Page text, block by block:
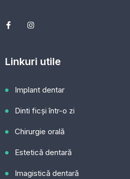
Linkuri utile
Implant dentar
Dinti ficși într-o zi
Chirurgie orală
Estetică dentară
Imagistică dentară